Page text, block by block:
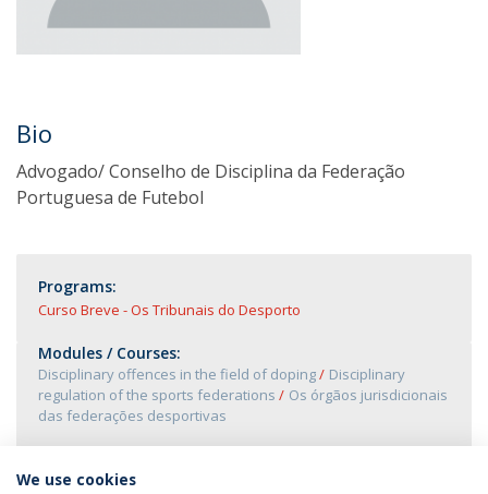
Bio
Advogado/ Conselho de Disciplina da Federação
Portuguesa de Futebol
Programs:
Curso Breve - Os Tribunais do Desporto
Modules / Courses:
Disciplinary offences in the field of doping
Disciplinary
regulation of the sports federations
Os órgãos jurisdicionais
das federações desportivas
We use cookies